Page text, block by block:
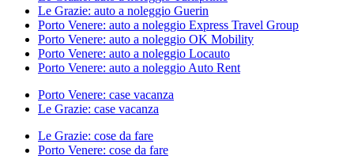
Le Grazie: auto a noleggio Guerin
Porto Venere: auto a noleggio Express Travel Group
Porto Venere: auto a noleggio OK Mobility
Porto Venere: auto a noleggio Locauto
Porto Venere: auto a noleggio Auto Rent
Porto Venere: case vacanza
Le Grazie: case vacanza
Le Grazie: cose da fare
Porto Venere: cose da fare